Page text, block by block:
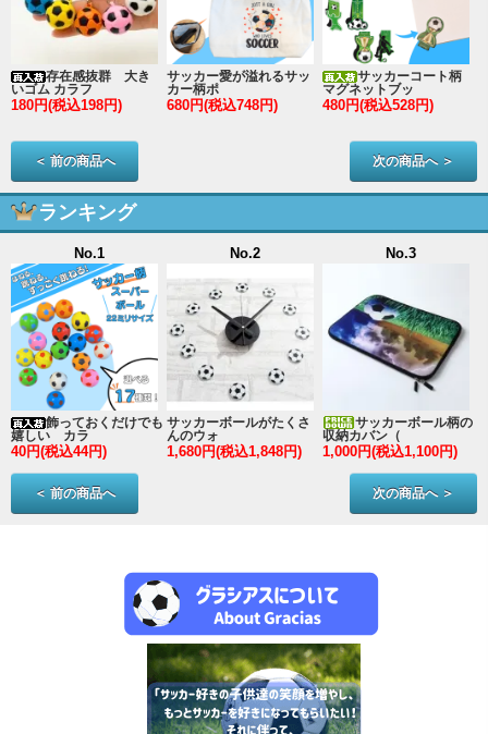
存在感抜群 大き
いゴム カラフ
180円(税込198円)
サッカー愛が溢れるサッ
カー柄ポ
680円(税込748円)
サッカーコート柄
マグネットブッ
480円(税込528円)
＜ 前の商品へ 次の商品へ ＞
ランキング
No.1
飾っておくだけでも
嬉しい カラ
40円(税込44円)
No.2
サッカーボールがたくさ
んのウォ
1,680円(税込1,848円)
No.3
サッカーボール柄の
収納カバン（
1,000円(税込1,100円)
＜ 前の商品へ 次の商品へ ＞